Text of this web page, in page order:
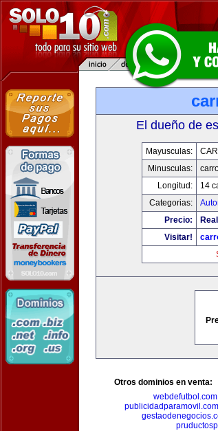
El dueño de
Mayusculas:
Minusculas:
Longitud:
14
Categorias:
Precio:
Visitar!
Otros dominios en venta:
webdefutbol.com
publicidadparamovil.com